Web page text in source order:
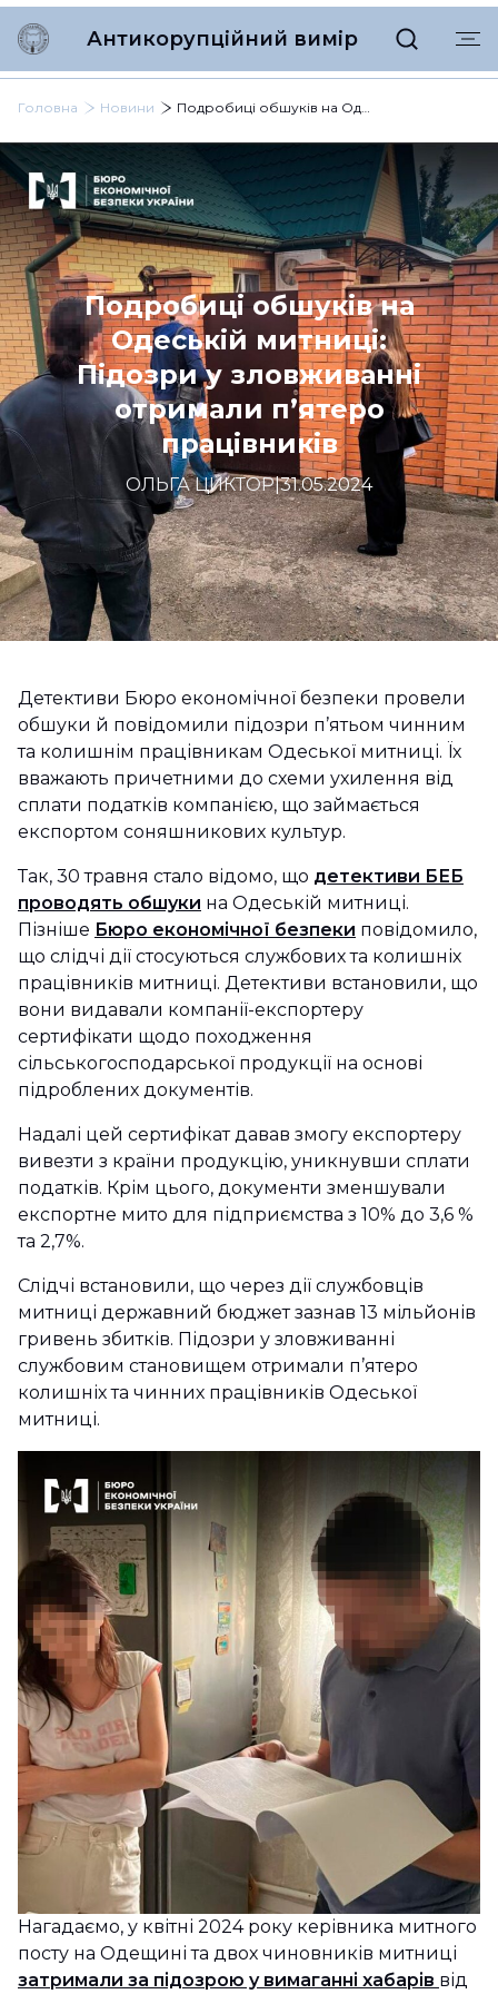
Антикорупційний вимір
Головна Новини Подробиці обшуків на Одеській митниці: Підозри у зловживанні отримали п’ятеро працівників
Подробиці обшуків на
Одеській митниці:
Підозри у зловживанні
отримали п’ятеро
працівників
ОЛЬГА ЦИКТОР|31.05.2024
Детективи Бюро економічної безпеки провели
обшуки й повідомили підозри п’ятьом чинним
та колишнім працівникам Одеської митниці. Їх
вважають причетними до схеми ухилення від
сплати податків компанією, що займається
експортом соняшникових культур.
Так, 30 травня стало відомо, що детективи БЕБ
проводять обшуки на Одеській митниці.
Пізніше Бюро економічної безпеки повідомило,
що слідчі дії стосуються службових та колишніх
працівників митниці. Детективи встановили, що
вони видавали компанії-експортеру
сертифікати щодо походження
сільськогосподарської продукції на основі
підроблених документів.
Надалі цей сертифікат давав змогу експортеру
вивезти з країни продукцію, уникнувши сплати
податків. Крім цього, документи зменшували
експортне мито для підприємства з 10% до 3,6 %
та 2,7%.
Слідчі встановили, що через дії службовців
митниці державний бюджет зазнав 13 мільйонів
гривень збитків. Підозри у зловживанні
службовим становищем отримали п’ятеро
колишніх та чинних працівників Одеської
митниці.
Нагадаємо, у квітні 2024 року керівника митного
посту на Одещині та двох чиновників митниці
затримали за підозрою у вимаганні хабарів від